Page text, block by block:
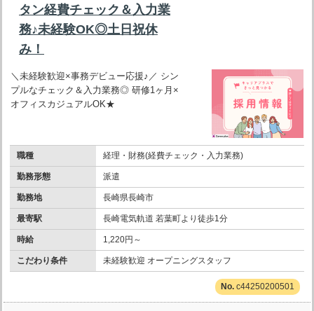
タン経費チェック＆入力業
務♪未経験OK◎土日祝休
み！
＼未経験歓迎×事務デビュー応援♪／ シン
プルなチェック＆入力業務◎ 研修1ヶ月×
オフィスカジュアルOK★
職種 経理・財務(経費チェック・入力業務)
勤務形態 派遣
勤務地 長崎県長崎市
最寄駅 長崎電気軌道 若葉町より徒歩1分
時給 1,220円～
こだわり条件 未経験歓迎 オープニングスタッフ
c44250200501